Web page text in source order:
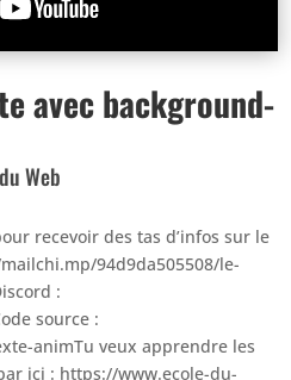
avec background-
Web
recevoir des tas d’infos sur le
94d9da505508/le-
:
source :
animTu veux apprendre les
ici : https://www.ecole-du-